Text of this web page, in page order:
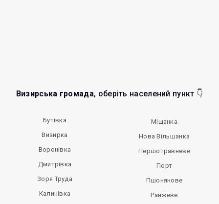
Визирська громада, оберіть населений пункт 👇
Бутівка
Визирка
Воронівка
Дмитрівка
Зоря Труда
Калинівка
Міщанка
Нова Вільшанка
Першотравневе
Порт
Пшонянове
Ранжеве